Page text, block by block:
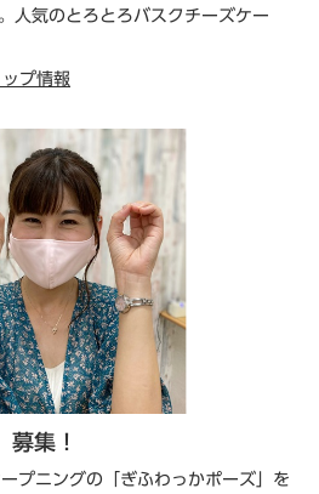
人気のとろとろバスクチーズケー
プ情報
募集！
プニングの「ぎふわっかポーズ」を